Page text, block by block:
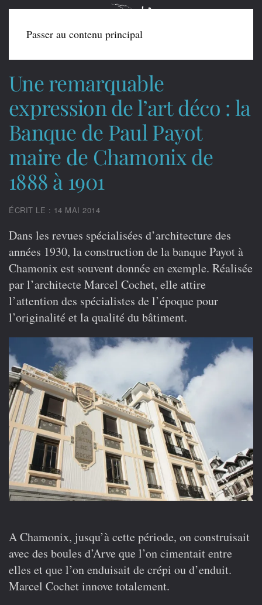
Passer au contenu principal
Une remarquable
expression de l’art déco : la
Banque de Paul Payot
maire de Chamonix de
1888 à 1901
ÉCRIT LE : 14 MAI 2014
Dans les revues spécialisées d’architecture des
années 1930, la construction de la banque Payot à
Chamonix est souvent donnée en exemple. Réalisée
par l’architecte Marcel Cochet, elle attire
l’attention des spécialistes de l’époque pour
l’originalité et la qualité du bâtiment.
A Chamonix, jusqu’à cette période, on construisait
avec des boules d’Arve que l’on cimentait entre
elles et que l’on enduisait de crépi ou d’enduit.
Marcel Cochet innove totalement.